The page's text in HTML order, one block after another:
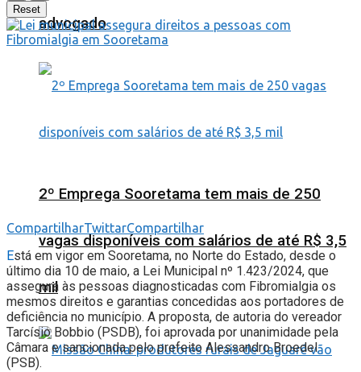
advogado
2º Emprega Sooretama tem mais de 250
vagas disponíveis com salários de até R$ 3,5
mil
Reset
CompartilharTwittarCompartilhar
Está em vigor em Sooretama, no Norte do Estado, desde o
último dia 10 de maio, a Lei Municipal nº 1.423/2024, que
assegura às pessoas diagnosticadas com Fibromialgia os
mesmos direitos e garantias concedidas aos portadores de
deficiência no município. A proposta, de autoria do vereador
Tarcísio Bobbio (PSDB), foi aprovada por unanimidade pela
Câmara e sancionada pelo prefeito Alessandro Broedel
(PSB).